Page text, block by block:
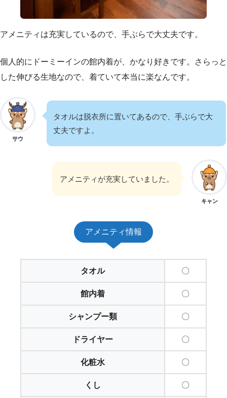
アメニティは充実しているので、手ぶらで大丈夫です。
個人的にドーミーインの館内着が、かなり好きです。さらっと
した伸びる生地なので、着ていて本当に楽なんです。
サウ
タオルは脱衣所に置いてあるので、手ぶらで大
丈夫ですよ。
キャン
アメニティが充実していました。
アメニティ情報
タオル 〇
館内着 〇
シャンプー類 〇
ドライヤー 〇
化粧水 〇
くし 〇